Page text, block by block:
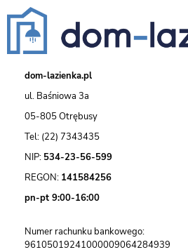
dom-lazienka.pl
ul. Baśniowa 3a
05-805 Otrębusy
Tel: (22) 7343435
NIP: 534-23-56-599
REGON: 141584256
pn-pt 9:00-16:00
Numer rachunku bankowego:
96105019241000009064284939